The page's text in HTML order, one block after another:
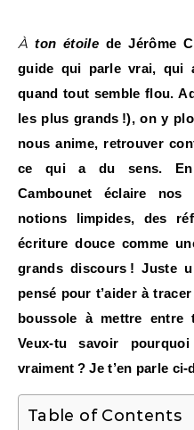
À ton étoilede Jérôme
guide qui parle vrai, qui
quand tout semble flou.
les plus grands !), on y
nous anime, retrouver
ce qui a du sens. En
Cambounet éclaire nos
notions limpides, des
écriture douce comme
grands discours ! Juste
pensé pour t’aider à
boussole à mettre entre
Veux-tu savoir
vraiment ? Je t’en parle ci-
Table of Contents